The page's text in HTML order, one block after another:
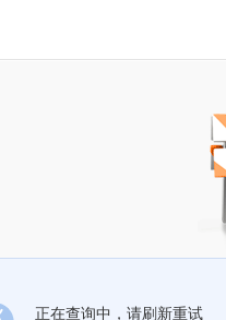
正在查询中，请刷新重试